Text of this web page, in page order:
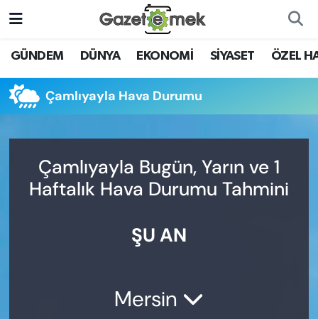
GÜNDEM DÜNYA EKONOMİ SİYASET ÖZEL
Çamlıyayla Hava Durumu
Çamlıyayla Bugün, Yarın ve 1
Haftalık Hava Durumu Tahmini
ŞU AN
Mersin
DÜNYA
EKONOMİ
YENİ MEDYADA EMEK
GAZETECİLİĞİNİ GELİŞTİRMEK
Nöbetçi Eczaneler
Hava Durumu
Trafik Durumu
Süper Lig Puan Durumu ve Fikstür